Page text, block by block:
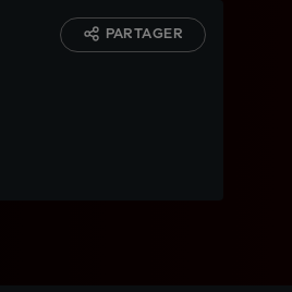
PARTAGER